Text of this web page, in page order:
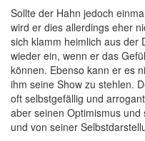
Sollte der Hahn jedoch
wird er dies allerdings eher
sich klamm heimlich aus der
wieder ein, wenn er das
können. Ebenso kann er es
ihm seine Show zu stehlen.
oft selbstgefällig und
aber seinen Optimismus
und von seiner